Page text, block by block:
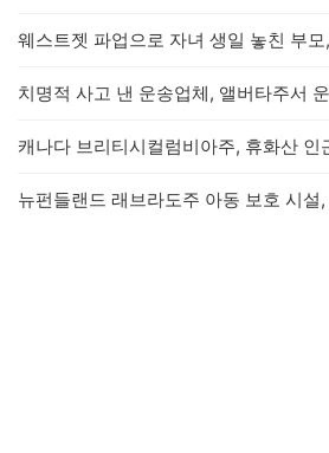
치명적 사고 낸 운송업체, 앨버타주서